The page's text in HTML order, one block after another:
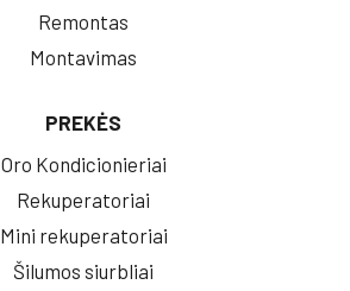
Remontas
Montavimas
PREKĖS
Oro Kondicionieriai
Rekuperatoriai
Mini rekuperatoriai
Šilumos siurbliai